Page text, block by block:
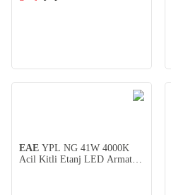
EAE YPL NG 41W 4000K
Acil Kitli Etanj LED Armatür